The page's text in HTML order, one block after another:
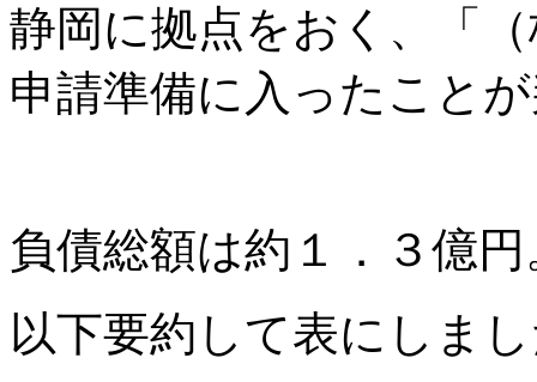
静岡に拠点をおく、「
申請準備に入ったこと
負債総額は約１．３億円
以下要約して表にしま